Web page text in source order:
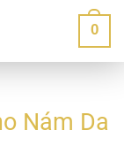
0
Nám Da